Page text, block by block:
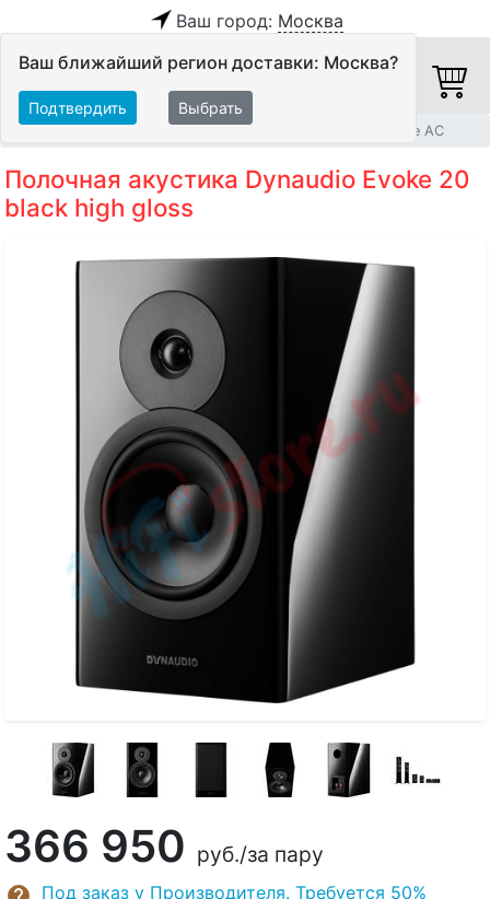
Ваш город: Москва
Ваш ближайший регион доставки: Москва?
Подтвердить Выбрать
Полочные и настенные АС
Полочная акустика Dynaudio Evoke 20
black high gloss
366 950 руб./за пару
Под заказ у Производителя. Требуется 50%